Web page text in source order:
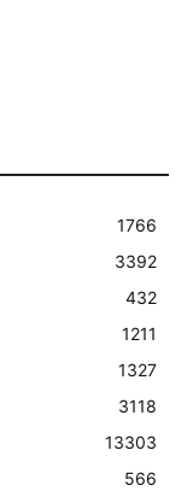
1766
3392
432
1211
1327
3118
13303
566